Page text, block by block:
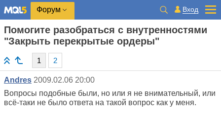
Форум Вход
Помогите разобраться с внутренностями
"Закрыть перекрытые ордеры"
1 2
Andres 2009.02.06 20:00
Вопросы подобные были, но или я не внимательный, или
всё-таки не было ответа на такой вопрос как у меня.